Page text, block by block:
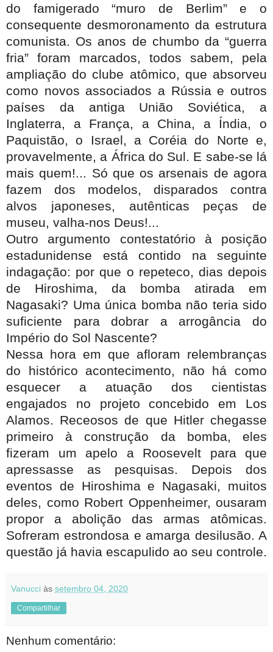
do famigerado “muro de Berlim” e o
consequente desmoronamento da estrutura
comunista. Os anos de chumbo da “guerra
fria” foram marcados, todos sabem, pela
ampliação do clube atômico, que absorveu
como novos associados a Rússia e outros
países da antiga União Soviética, a
Inglaterra, a França, a China, a Índia, o
Paquistão, o Israel, a Coréia do Norte e,
provavelmente, a África do Sul. E sabe-se lá
mais quem!... Só que os arsenais de agora
fazem dos modelos, disparados contra
alvos japoneses, autênticas peças de
museu, valha-nos Deus!...
Outro argumento contestatório à posição
estadunidense está contido na seguinte
indagação: por que o repeteco, dias depois
de Hiroshima, da bomba atirada em
Nagasaki? Uma única bomba não teria sido
suficiente para dobrar a arrogância do
Império do Sol Nascente?
Nessa hora em que afloram relembranças
do histórico acontecimento, não há como
esquecer a atuação dos cientistas
engajados no projeto concebido em Los
Alamos. Receosos de que Hitler chegasse
primeiro à construção da bomba, eles
fizeram um apelo a Roosevelt para que
apressasse as pesquisas. Depois dos
eventos de Hiroshima e Nagasaki, muitos
deles, como Robert Oppenheimer, ousaram
propor a abolição das armas atômicas.
Sofreram estrondosa e amarga desilusão. A
questão já havia escapulido ao seu controle.
Vanucci às setembro 04, 2020
Compartilhar
Nenhum comentário: